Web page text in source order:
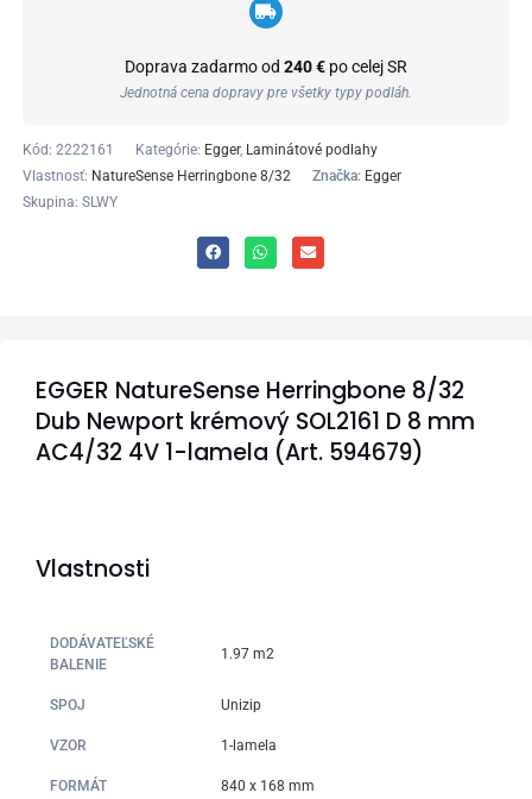
Doprava zadarmo od 240 € po celej SR
Jednotná cena dopravy pre všetky typy podláh.
Kód: 2222161 Kategórie: Egger, Laminátové podlahy
Vlastnosť: NatureSense Herringbone 8/32 Značka: Egger
Skupina: SLWY
EGGER NatureSense Herringbone 8/32
Dub Newport krémový SOL2161 D 8 mm
AC4/32 4V 1-lamela (Art. 594679)
Vlastnosti
DODÁVATEĽSKÉ
BALENIE
1.97 m2
SPOJ Unizip
VZOR 1-lamela
FORMÁT 840 x 168 mm